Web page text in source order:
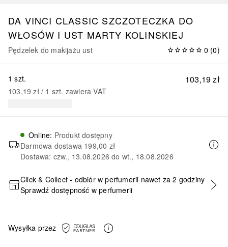
DA VINCI CLASSIC SZCZOTECZKA DO
WŁOSÓW I UST MARTY KOLINSKIEJ
Pędzelek do makijażu ust 0 (0)
103,19 zł
1 szt.
103,19 zł / 1 szt. zawiera VAT
Online: Produkt dostępny
Darmowa dostawa 199,00 zł
Dostawa: czw., 13.08.2026 do wt., 18.08.2026
DODAJ DO KOSZYKA
Click & Collect - odbiór w perfumerii nawet za 2 godziny
Sprawdź dostępność w perfumerii
Wysyłka przez